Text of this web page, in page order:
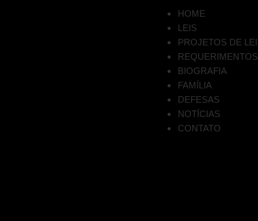
HOME
LEIS
PROJETOS DE LEI
REQUERIMENTOS
BIOGRAFIA
FAMÍLIA
DEFESAS
NOTÍCIAS
CONTATO